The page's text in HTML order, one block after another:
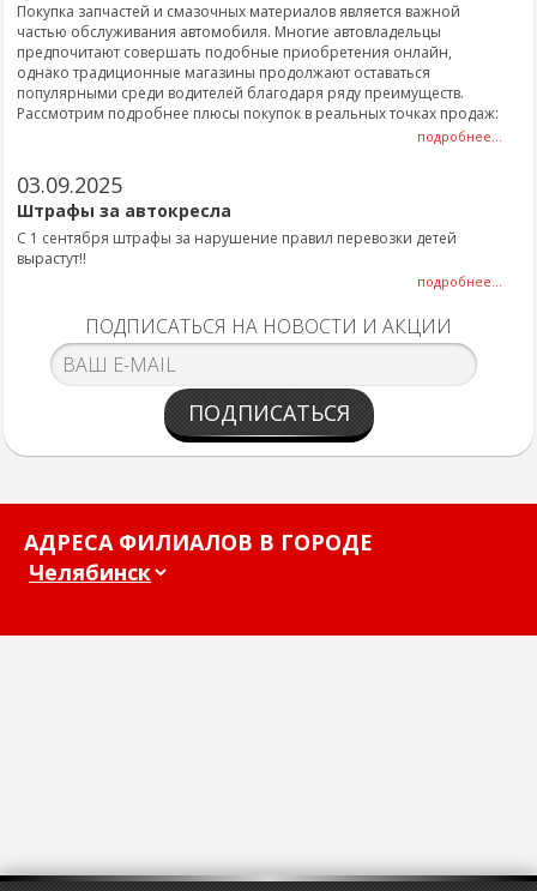
Покупка запчастей и смазочных материалов является важной
частью обслуживания автомобиля. Многие автовладельцы
предпочитают совершать подобные приобретения онлайн,
однако традиционные магазины продолжают оставаться
популярными среди водителей благодаря ряду преимуществ.
Рассмотрим подробнее плюсы покупок в реальных точках продаж:
подробнее...
03.09.2025
Штрафы за автокресла
С 1 сентября штрафы за нарушение правил перевозки детей
вырастут!!
подробнее...
ПОДПИСАТЬСЯ НА НОВОСТИ И АКЦИИ
ПОДПИСАТЬСЯ
АДРЕСА ФИЛИАЛОВ В ГОРОДЕ